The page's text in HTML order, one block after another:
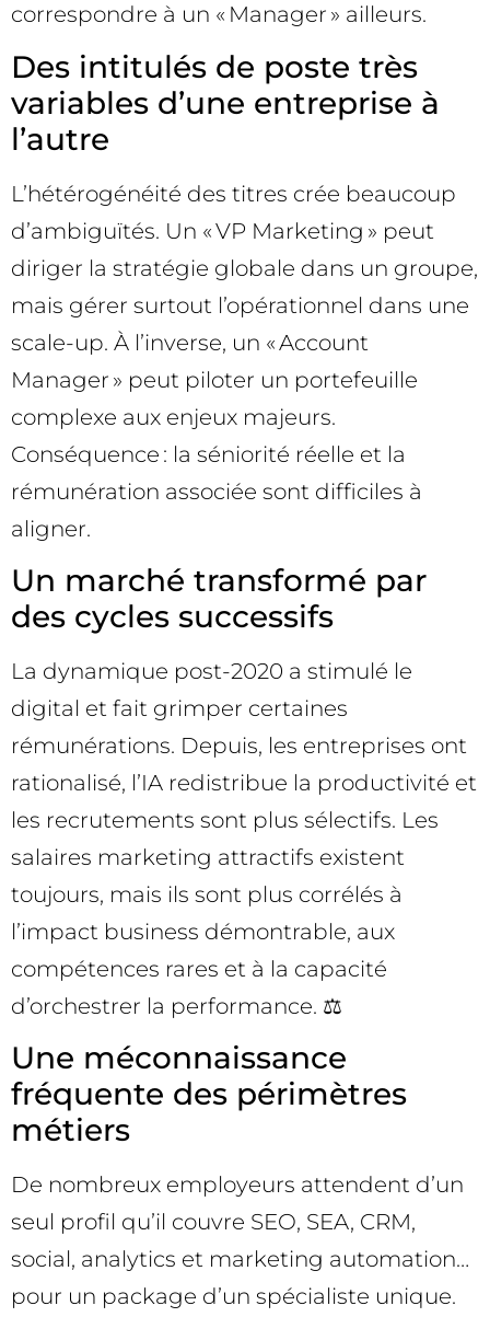
correspondre à un « Manager » ailleurs.
Des intitulés de poste très
variables d’une entreprise à
l’autre
L’hétérogénéité des titres crée beaucoup
d’ambiguïtés. Un « VP Marketing » peut
diriger la stratégie globale dans un groupe,
mais gérer surtout l’opérationnel dans une
scale-up. À l’inverse, un « Account
Manager » peut piloter un portefeuille
complexe aux enjeux majeurs.
Conséquence : la séniorité réelle et la
rémunération associée sont difficiles à
aligner.
Un marché transformé par
des cycles successifs
La dynamique post-2020 a stimulé le
digital et fait grimper certaines
rémunérations. Depuis, les entreprises ont
rationalisé, l’IA redistribue la productivité et
les recrutements sont plus sélectifs. Les
salaires marketing attractifs existent
toujours, mais ils sont plus corrélés à
l’impact business démontrable, aux
compétences rares et à la capacité
d’orchestrer la performance. ⚖️
Une méconnaissance
fréquente des périmètres
métiers
De nombreux employeurs attendent d’un
seul profil qu’il couvre SEO, SEA, CRM,
social, analytics et marketing automation…
pour un package d’un spécialiste unique.